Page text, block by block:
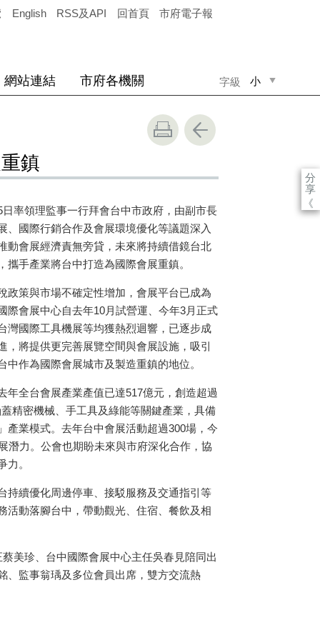
English RSS及API 回首頁 市府電子報
字級 小
網站連結 市府各機關
分
享
《
鎮
率領理監事一行拜會台中市政府，由副市長
、國際行銷合作及會展環境優化等議題深入
動會展經濟責無旁貸，未來將持續借鏡台北
手產業將台中打造為國際會展重鎮。
政策與市場不確定性增加，會展平台已成為
際會展中心自去年10月試營運、今年3月正式
灣國際工具機展等均獲熱烈迴響，已逐步成
將提供更完善展覽空間與會展設施，吸引
作為國際會展城市及製造重鎮的地位。
全台會展產業產值已達517億元，創造超過
精密機械、手工具及綠能等關鍵產業，具備
產業模式。去年台中會展活動超過300場，今
潛力。公會也期盼未來與市府深化合作，協
力。
持續優化周邊停車、接駁服務及交通指引等
活動落腳台中，帶動觀光、住宿、餐飲及相
美珍、台中國際會展中心主任吳春見陪同出
、監事翁瑀及多位會員出席，雙方交流熱